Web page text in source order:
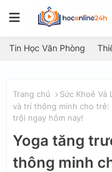
Tin Học Văn Phòng
Trang chủ Sức Khoẻ Và
và trí thông minh cho
trội ngay hôm nay!
Yoga tăng
thông minh